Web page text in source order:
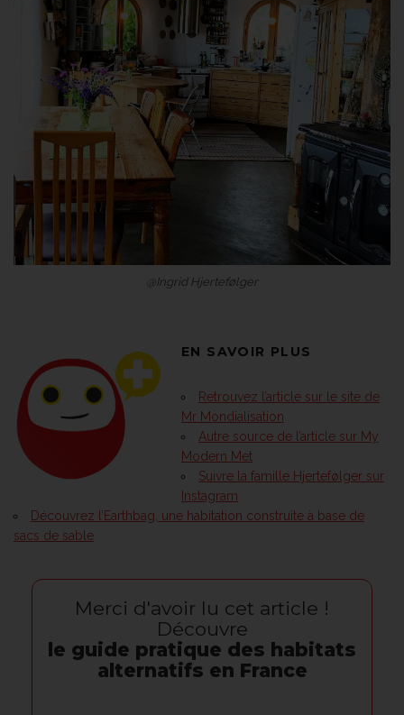
@Ingrid Hjertefølger
EN SAVOIR PLUS
Retrouvez l’article sur le site de
Mr Mondialisation
Autre source de l’article sur My
Modern Met
Suivre la famille Hjertefølger sur
Instagram
Découvrez l’Earthbag, une habitation construite à base de
sacs de sable
Merci d'avoir lu cet article !
Découvre
le guide pratique des habitats
alternatifs en France